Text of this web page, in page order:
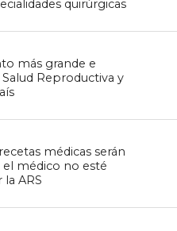
quirúrgicas
más grande e
Reproductiva y
médicas serán
el médico no esté
ARS